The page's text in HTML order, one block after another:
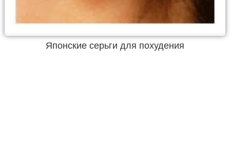
Японские серьги для похудения